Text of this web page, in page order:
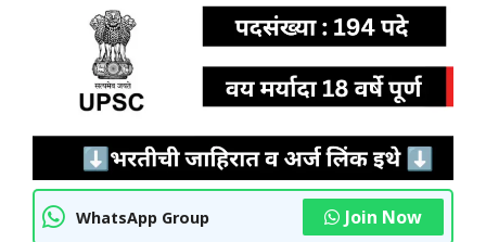
WhatsApp Group Join Now